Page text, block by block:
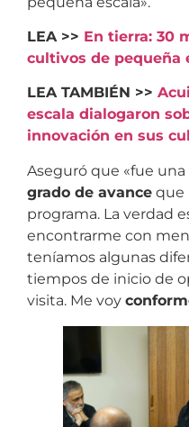
LEA >> En tierra: 30
cultivos de pequeña
LEA TAMBIÉN >>
escala dialogaron
innovación en sus
Aseguró que «fue
grado de avance que
programa. La verdad
encontrarme con
teníamos algunas
tiempos de inicio de
visita. Me voy